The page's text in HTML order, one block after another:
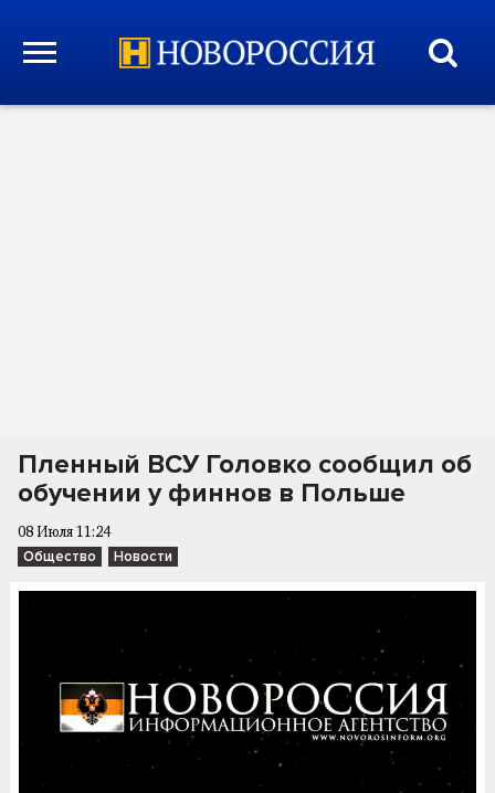
Пленный ВСУ Головко сообщил об
обучении у финнов в Польше
08 Июля 11:24
Общество Новости